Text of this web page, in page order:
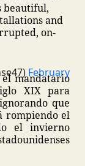
beautiful,
and
on-
mandatario
XIX para
que
rompiendo el
el invierno